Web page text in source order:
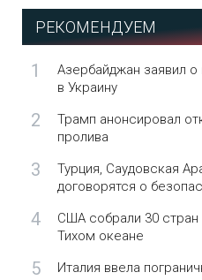
РЕКОМЕНДУЕМ
1
Азербайджан заявил о
в Украину
2
Трамп анонсировал
пролива
3
Турция, Саудовская
договорятся о
4
США собрали 30 стран
Тихом океане
5 Италия ввела